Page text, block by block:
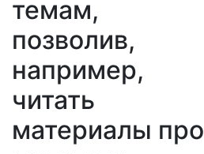
темам,
позволив,
например,
читать
материалы про